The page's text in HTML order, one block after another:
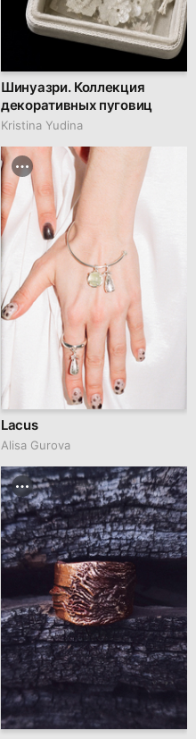
Шинуазри. Коллекция
декоративных пуговиц
Kristina Yudina
Lacus
Alisa Gurova